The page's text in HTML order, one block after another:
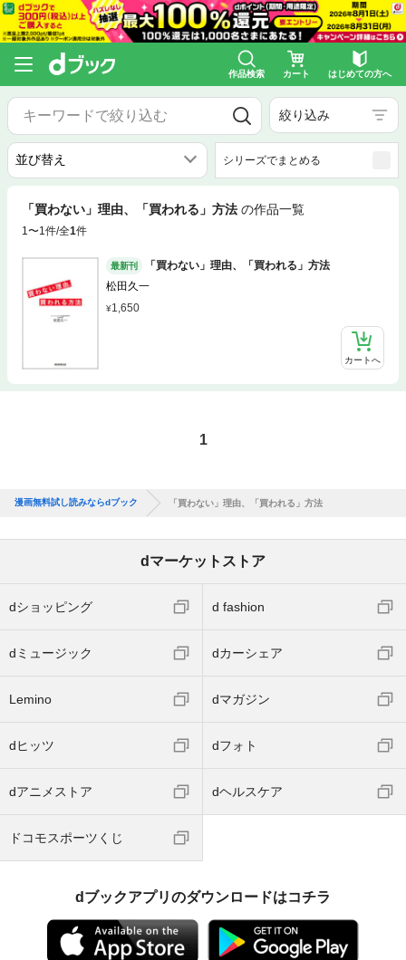
作品検索 カート はじめての方へ
絞り込み
シリーズでまとめる
「買わない」理由、「買われる」方法 の作品一覧
1〜1件/全1件
最新刊
「買わない」理由、「買われる」方法
松田久一
1,650
カートへ
1
漫画無料試し読みならdブック 「買わない」理由、「買われる」方法
dマーケットストア
dショッピング d fashion
dミュージック dカーシェア
Lemino dマガジン
dヒッツ dフォト
dアニメストア dヘルスケア
ドコモスポーツくじ
dブックアプリのダウンロードはコチラ